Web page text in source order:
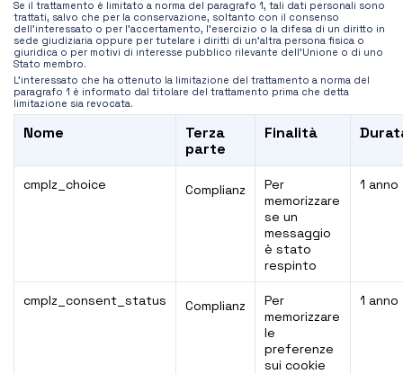
Se il trattamento è limitato a norma del paragrafo 1, tali dati personali sono
trattati, salvo che per la conservazione, soltanto con il consenso
dell’interessato o per l’accertamento, l’esercizio o la difesa di un diritto in
sede giudiziaria oppure per tutelare i diritti di un’altra persona fisica o
giuridica o per motivi di interesse pubblico rilevante dell’Unione o di uno
Stato membro.
L’interessato che ha ottenuto la limitazione del trattamento a norma del
paragrafo 1 è informato dal titolare del trattamento prima che detta
limitazione sia revocata.
Nome
Terza
parte
Finalità
cmplz_choice Complianz
Per
memorizzare
se un
messaggio
è stato
respinto
1 anno
cmplz_consent_status Complianz
Per
memorizzare
le
preferenze
sui cookie
1 anno